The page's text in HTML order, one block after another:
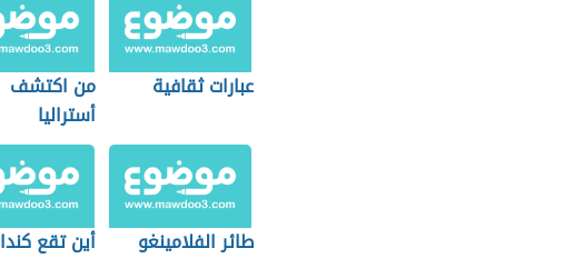
عبارات ثقافية
من اكتشف
أستراليا
طائر الفلامينغو أين تقع كندا